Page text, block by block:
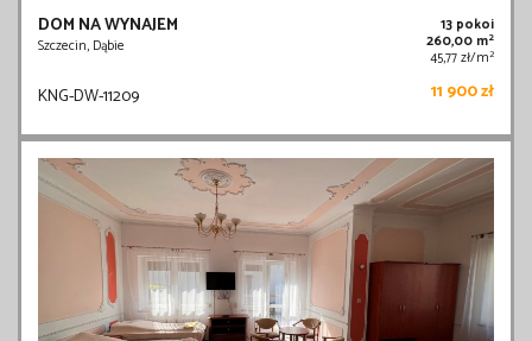
DOM NA WYNAJEM
Szczecin, Dąbie
13 pokoi
260,00 m2
45,77 zł/m2
KNG-DW-11209 11 900 zł